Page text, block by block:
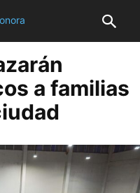
a familias